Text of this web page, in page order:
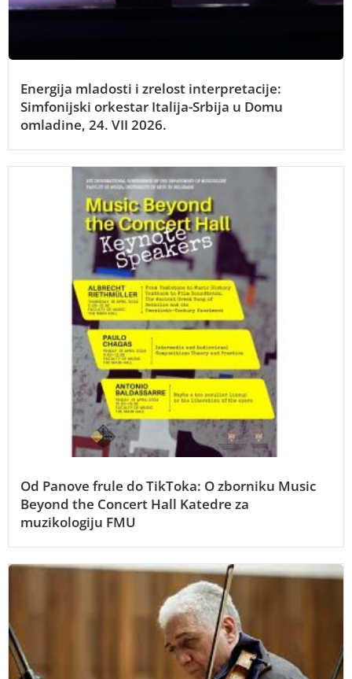
Energija mladosti i zrelost interpretacije:
Simfonijski orkestar Italija-Srbija u Domu
omladine, 24. VII 2026.
Od Panove frule do TikToka: O zborniku Music
Beyond the Concert Hall Katedre za
muzikologiju FMU